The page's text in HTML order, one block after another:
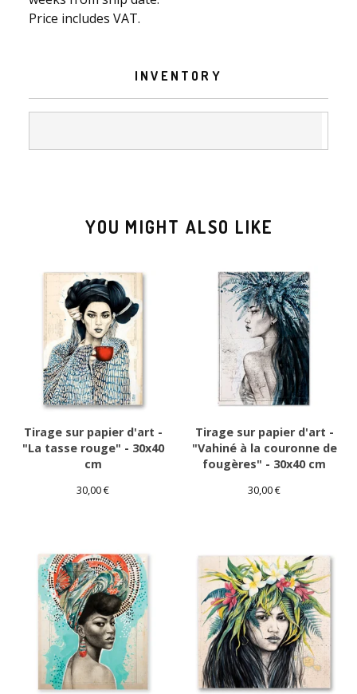
Price includes VAT.
INVENTORY
YOU MIGHT ALSO LIKE
Tirage sur papier d'art -
"La tasse rouge" - 30x40
cm
30,00€
Tirage sur papier d'art -
"Vahiné à la couronne de
fougères" - 30x40 cm
30,00€